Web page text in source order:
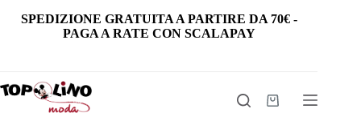
SPEDIZIONE GRATUITA A PARTIRE DA 70€ -
PAGA A RATE CON SCALAPAY
Carrello